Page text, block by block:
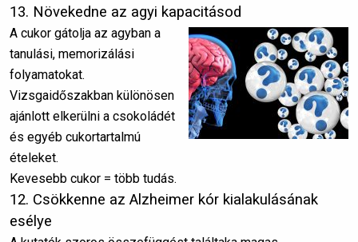
13. Növekedne az agyi kapacitásod
A cukor gátolja az agyban a
tanulási, memorizálási
folyamatokat.
Vizsgaidőszakban különösen
ajánlott elkerülni a csokoládét
és egyéb cukortartalmú
ételeket.
Kevesebb cukor = több tudás.
12. Csökkenne az Alzheimer kór kialakulásának
esélye